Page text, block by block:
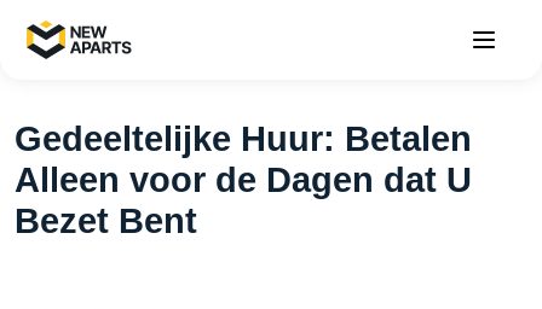
Gedeeltelijke Huur: Betalen
Alleen voor de Dagen dat U
Bezet Bent